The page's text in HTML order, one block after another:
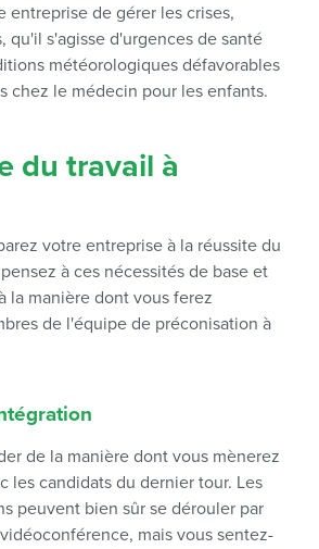
entreprise de gérer les crises,
qu'il s'agisse d'urgences de santé
météorologiques défavorables
chez le médecin pour les enfants.
du travail à
votre entreprise à la réussite du
à ces nécessités de base et
la manière dont vous ferez
de l'équipe de préconisation à
de la manière dont vous mènerez
les candidats du dernier tour. Les
peuvent bien sûr se dérouler par
mais vous sentez-